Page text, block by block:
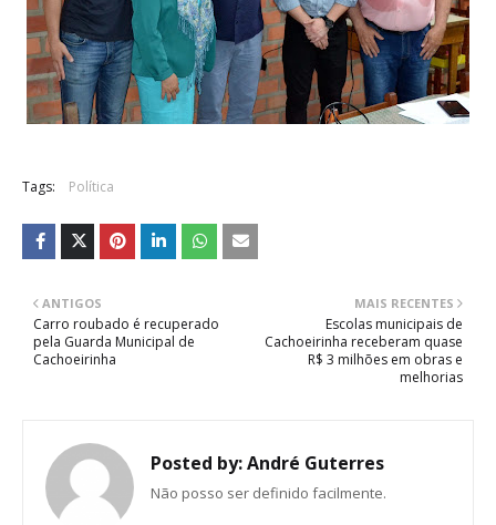
Tags: Política
MAIS RECENTES
Escolas municipais de
Cachoeirinha receberam quase
R$ 3 milhões em obras e
melhorias
ANTIGOS
Carro roubado é recuperado
pela Guarda Municipal de
Cachoeirinha
Posted by:André Guterres
Não posso ser definido facilmente.